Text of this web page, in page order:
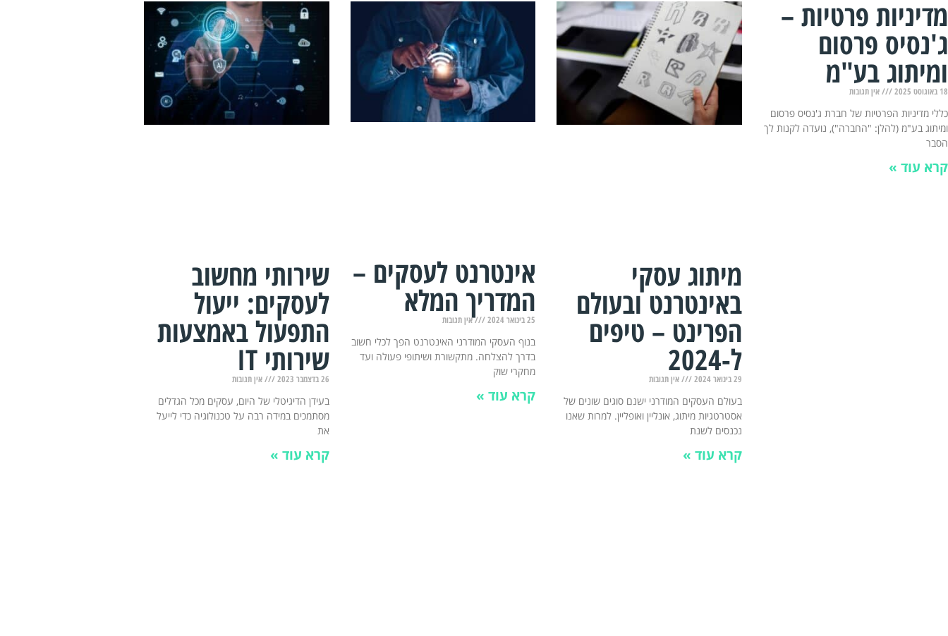
מדיניות פרטיות –
ג'נסיס פרסום
ומיתוג בע"מ
18 באוגוסט 2025 אין תגובות
כללי מדיניות הפרטיות של חברת ג'נסיס פרסום
ומיתוג בע"מ (להלן: "החברה"), נועדה לקנות לך
הסבר
קרא עוד »
מיתוג עסקי
באינטרנט ובעולם
הפרינט – טיפים
ל-2024
29 בינואר 2024 אין תגובות
בעולם העסקים המודרני ישנם סוגים שונים של
אסטרטגיות מיתוג, אונליין ואופליין. למרות שאנו
נכנסים לשנת
קרא עוד »
אינטרנט לעסקים –
המדריך המלא
25 בינואר 2024 אין תגובות
בנוף העסקי המודרני האינטרנט הפך לכלי חשוב
בדרך להצלחה. מתקשורת ושיתופי פעולה ועד
מחקרי שוק
קרא עוד »
שירותי מחשוב
לעסקים: ייעול
התפעול באמצעות
שירותי IT
26 בדצמבר 2023 אין תגובות
בעידן הדיגיטלי של היום, עסקים מכל הגדלים
מסתמכים במידה רבה על טכנולוגיה כדי לייעל
את
קרא עוד »